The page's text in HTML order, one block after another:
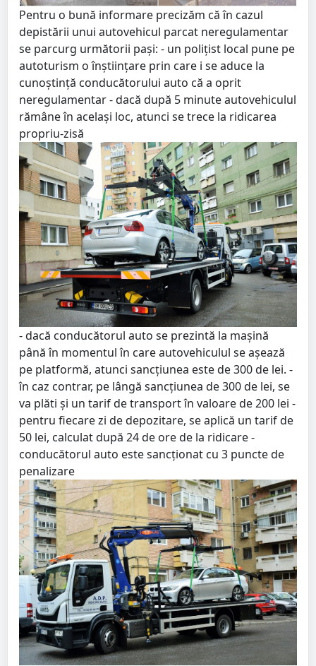
Pentru o bună informare precizăm că în cazul
depistării unui autovehicul parcat neregulamentar
se parcurg următorii pași: - un polițist local pune pe
autoturism o înștiințare prin care i se aduce la
cunoștință conducătorului auto că a oprit
neregulamentar - dacă după 5 minute autovehiculul
rămâne în același loc, atunci se trece la ridicarea
propriu-zisă
- dacă conducătorul auto se prezintă la mașină
până în momentul în care autovehiculul se așează
pe platformă, atunci sancțiunea este de 300 de lei. -
în caz contrar, pe lângă sancțiunea de 300 de lei, se
va plăti și un tarif de transport în valoare de 200 lei -
pentru fiecare zi de depozitare, se aplică un tarif de
50 lei, calculat după 24 de ore de la ridicare -
conducătorul auto este sancționat cu 3 puncte de
penalizare